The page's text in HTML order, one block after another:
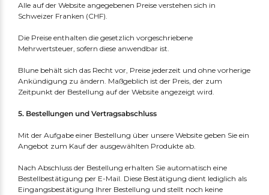
Alle auf der Website angegebenen Preise verstehen sich in
Schweizer Franken (CHF).
Die Preise enthalten die gesetzlich vorgeschriebene
Mehrwertsteuer, sofern diese anwendbar ist.
Blune behält sich das Recht vor, Preise jederzeit und ohne vorherige
Ankündigung zu ändern. Maßgeblich ist der Preis, der zum
Zeitpunkt der Bestellung auf der Website angezeigt wird.
5. Bestellungen und Vertragsabschluss
Mit der Aufgabe einer Bestellung über unsere Website geben Sie ein
Angebot zum Kauf der ausgewählten Produkte ab.
Nach Abschluss der Bestellung erhalten Sie automatisch eine
Bestellbestätigung per E-Mail. Diese Bestätigung dient lediglich als
Eingangsbestätigung Ihrer Bestellung und stellt noch keine